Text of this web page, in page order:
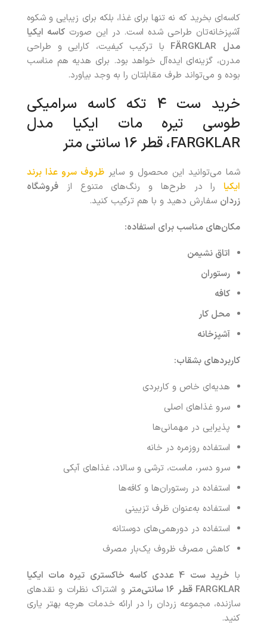
کاسه‌ای بخرید که نه‌ تنها برای غذا، بلکه برای زیبایی و شکوه
آشپزخانه‌تان طراحی شده است. در این صورتکاسه ایکیا
مدل FÄRGKLAR با ترکیب کیفیت، کارایی و طراحی
مدرن، گزینه‌ای ایده‌آل خواهد بود. برای هدیه هم مناسب
بوده و می‌تواند طرف مقابلتان را به وجد بیاورد.
خرید ست 4 تکه کاسه سرامیکی
طوسی تیره مات ایکیا مدل
FARGKLAR، قطر 16 سانتی متر
شما می‌توانید این محصول و سایر ظروف سرو عذا برند
ایکیا را در طرح‌ها و رنگ‌های متنوع از فروشگاه
زردان سفارش دهید و با هم ترکیب کنید.
مکان‌های مناسب برای استفاده:
اتاق نشیمن
رستوران
کافه
محل کار
آشپزخانه
کاربردهای بشقاب:
هدیه‌ای خاص و کاربردی
سرو غذاهای اصلی
پذیرایی در مهمانی‌ها
استفاده روزمره در خانه
سرو دسر، ماست، ترشی و سالاد، غذاهای آبکی
استفاده در رستوران‌ها و کافه‌ها
استفاده به‌عنوان ظرف تزیینی
استفاده در دورهمی‌های دوستانه
کاهش مصرف ظروف یک‌بار مصرف
با
خرید ست 4 عددی کاسه خاکستری تیره مات ایکیا
FARGKLAR قطر ۱۶
سانتی‌مترو اشتراک نظرات و نقدهای
سازنده، مجموعه زردان را در ارائه خدمات هرچه بهتر یاری
کنید.